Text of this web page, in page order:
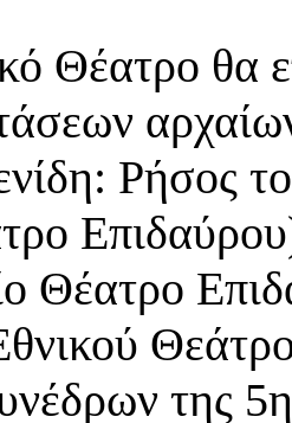
Θέατρο θα
Ρήσος
Θέατρο
της